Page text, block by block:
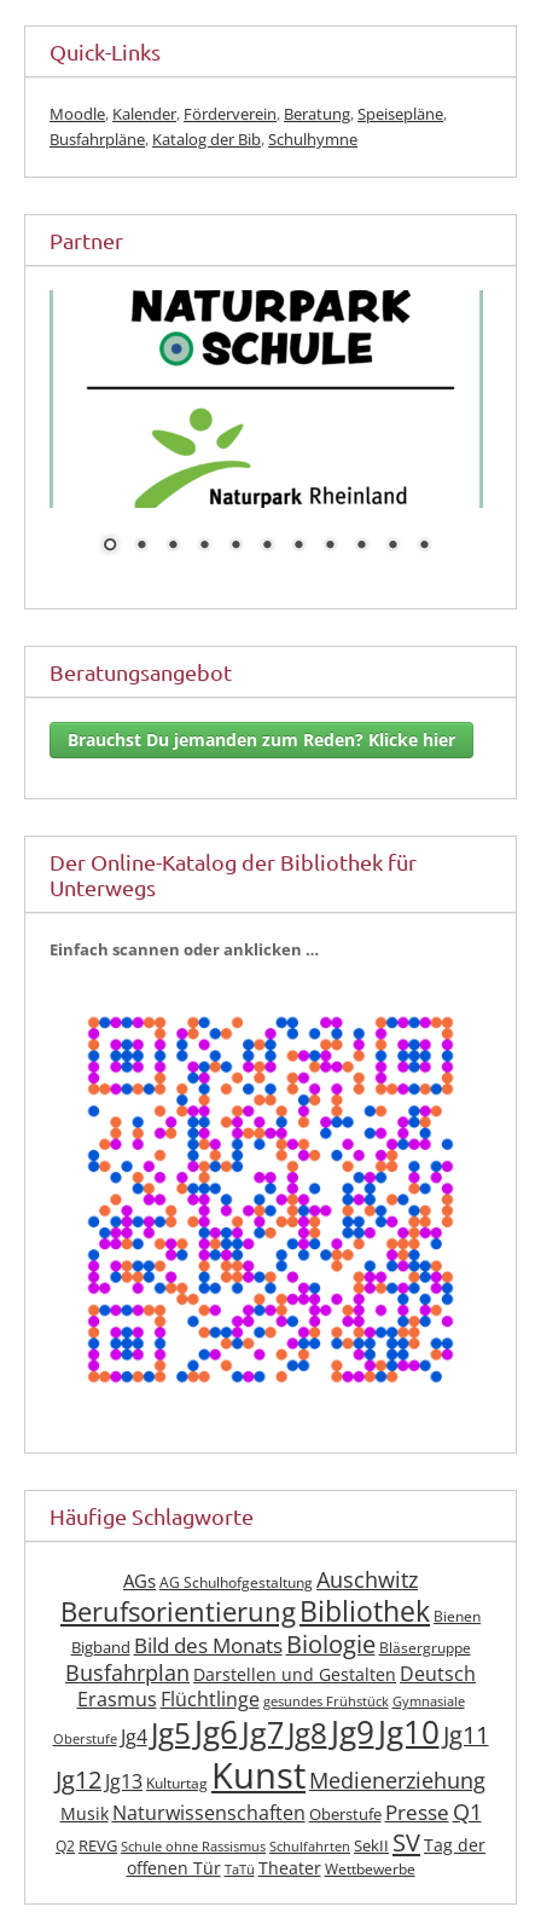
Quick-Links
Moodle, Kalender, Förderverein, Beratung,Speisepläne,
Busfahrpläne, Katalog der Bib,Schulhymne
Partner
Beratungsangebot
Brauchst Du jemanden zum Reden? Klicke hier
Der Online-Katalog der Bibliothek für
Unterwegs
Ein­fach scan­nen oder anklicken …
Häufige Schlagworte
AGs AG Schulhofgestaltung Auschwitz
BerufsorientierungBibliothek Bienen
Bigband Bild des Monats Biologie Bläsergruppe
Busfahrplan Darstellen und Gestalten Deutsch
Erasmus Flüchtlinge gesundes Frühstück Gymnasiale
Oberstufe Jg4 Jg5Jg6Jg7Jg8Jg9Jg10Jg11
Jg12Jg13 Kulturtag KunstMedienerziehung
Musik Naturwissenschaften Oberstufe Presse Q1
Q2 REVG Schule ohne Rassismus Schulfahrten SekII SVTag der
offenen Tür TaTü Theater Wettbewerbe